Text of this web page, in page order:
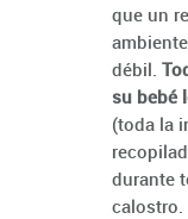
que un
débil.
su bebé
(toda la
durante
calostro.